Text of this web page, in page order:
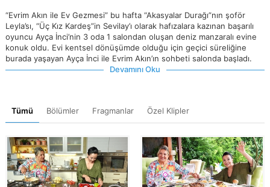
“Evrim Akın ile Ev Gezmesi” bu hafta “Akasyalar Durağı”nın şoför
Leyla’sı, “Üç Kız Kardeş”in Sevilay’ı olarak hafızalara kazınan başarılı
oyuncu Ayça İnci’nin 3 oda 1 salondan oluşan deniz manzaralı evine
konuk oldu. Evi kentsel dönüşümde olduğu için geçici süreliğine
burada yaşayan Ayça İnci ile Evrim Akın’ın sohbeti salonda başladı.
Devamını Oku
Tümü Bölümler Fragmanlar Özel Klipler